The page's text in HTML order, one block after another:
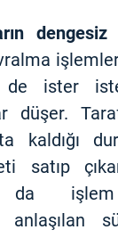
dengesiz
ister
düşer.
kaldığı
satıp
da
anlaşılan